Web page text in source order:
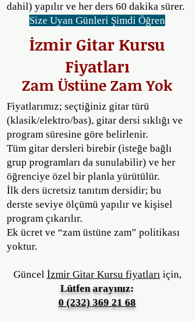
dahil) yapılır ve her ders 60 dakika sürer.
Size Uyan Günleri Şimdi Öğren
İzmir Gitar Kursu
Fiyatları
Zam Üstüne Zam Yok
Fiyatlarımız; seçtiğiniz gitar türü
(klasik/elektro/bas), gitar dersi sıklığı ve
program süresine göre belirlenir.
Tüm gitar dersleri birebir (isteğe bağlı
grup programları da sunulabilir) ve her
öğrenciye özel bir planla yürütülür.
İlk ders ücretsiz tanıtım dersidir; bu
derste seviye ölçümü yapılır ve kişisel
program çıkarılır.
Ek ücret ve “zam üstüne zam” politikası
yoktur.
Güncel İzmir Gitar Kursu fiyatlarıiçin,
Lütfen arayınız:
0 (232) 369 21 68